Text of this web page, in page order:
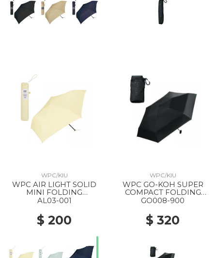
WPC/KIU
WPC AIR LIGHT SOLID
MINI FOLDING
UMBRELLA YELLOW
AL03-001
$ 200
WPC/KIU
WPC GO-KOH SUPER
COMPACT FOLDING
PARASOL 900 BLACK
GO008-900
$ 320